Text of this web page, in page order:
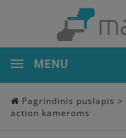
MENU
Pagrindinis puslapis >
action kameroms